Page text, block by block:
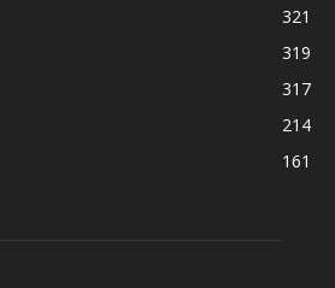
321
319
317
214
161